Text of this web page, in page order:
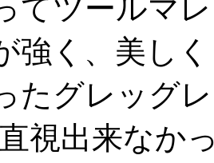
てツールマ
強く、美し
たグレッグ
視出来なか